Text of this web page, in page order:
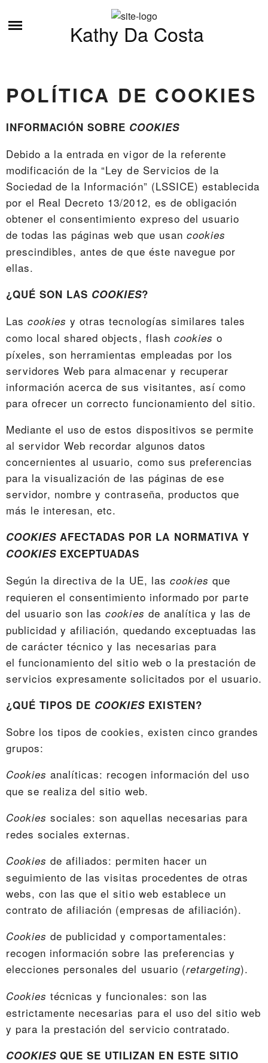
Kathy Da Costa
ESTO ES LO QUE HAGO
POLÍTICA DE COOKIES
INFORMACIÓN SOBRE COOKIES
Debido a la entrada en vigor de la referente
modificación de la “Ley de Servicios de la
Sociedad de la Información” (LSSICE) establecida
por el Real Decreto 13/2012, es de obligación
obtener el consentimiento expreso del usuario
de todas las páginas web que usan cookies
prescindibles, antes de que éste navegue por
ellas.
¿QUÉ SON LAS COOKIES?
Lascookiesy otras tecnologías similares tales
como local shared objects, flash cookies o
píxeles, son herramientas empleadas por los
servidores Web para almacenar y recuperar
información acerca de sus visitantes, así como
para ofrecer un correcto funcionamiento del sitio.
Mediante el uso de estos dispositivos se permite
al servidor Web recordar algunos datos
concernientes al usuario, como sus preferencias
para la visualización de las páginas de ese
servidor, nombre y contraseña, productos que
más le interesan, etc.
COOKIESAFECTADAS POR LA NORMATIVA Y
COOKIES EXCEPTUADAS
Según la directiva de la UE, las cookies que
requieren el consentimiento informado por parte
del usuario son lascookies de analítica y las de
publicidad y afiliación, quedando exceptuadas las
de carácter técnico y las necesarias para
el funcionamiento del sitio web o la prestación de
servicios expresamente solicitados por el usuario.
¿QUÉ TIPOS DE COOKIES EXISTEN?
Sobre los tipos de cookies, existen cinco grandes
grupos:
Cookiesanalíticas: recogen información del uso
que se realiza del sitio web.
Cookiessociales: son aquellas necesarias para
redes sociales externas.
Cookiesde afiliados: permiten hacer un
seguimiento de las visitas procedentes de otras
webs, con las que el sitio web establece un
contrato de afiliación (empresas de afiliación).
Cookiesde publicidad y comportamentales:
recogen información sobre las preferencias y
elecciones personales del usuario (retargeting).
Cookiestécnicas y funcionales: son las
estrictamente necesarias para el uso del sitio web
y para la prestación del servicio contratado.
COOKIESQUE SE UTILIZAN EN ESTE SITIO